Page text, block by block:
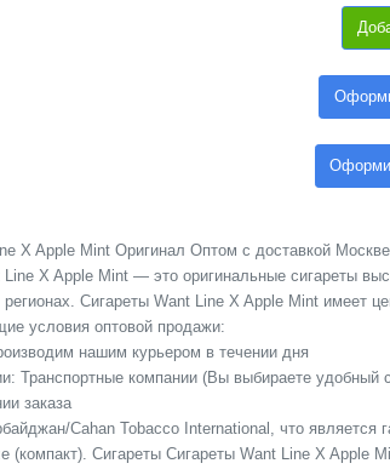
X Apple Mint Оригинал Оптом с доставкой
X Apple Mint — это оригинальные сигареты
Сигареты Want Line X Apple Mint имеет
условия оптовой продажи:
нашим курьером в течении дня
Транспортные компании (Вы выбираете
заказа
Cahan Tobacco International, что является
(компакт). Сигареты Сигареты Want Line X Apple